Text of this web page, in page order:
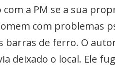
a PM se a sua
com problemas
barras de ferro. O
deixado o local. Ele